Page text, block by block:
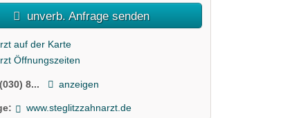
unverb. Anfrage senden
auf der Karte
Öffnungszeiten
(030) 8... anzeigen
www.steglitzzahnarzt.de